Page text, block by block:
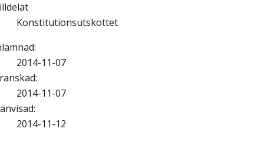
Konstitutionsutskottet
:
2014-11-07
:
2014-11-07
:
2014-11-12